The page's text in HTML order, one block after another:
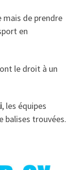
mais de prendre
en
le droit à un
, les équipes
balises trouvées.